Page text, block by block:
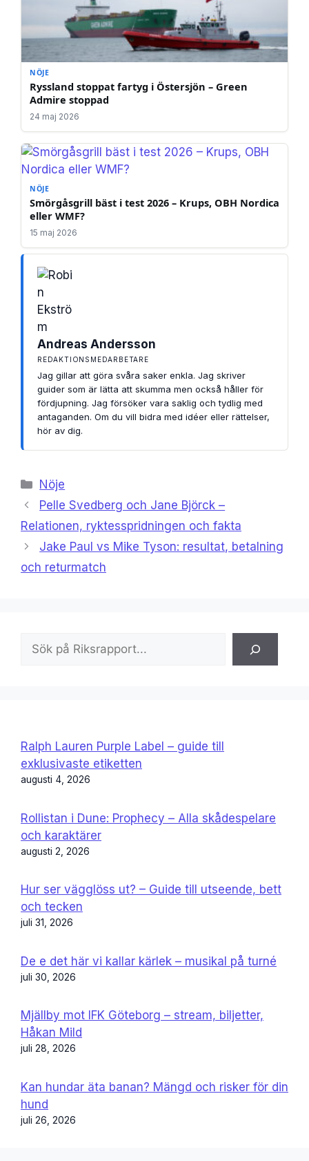
NÖJE
Ryssland stoppat fartyg i Östersjön – Green
Admire stoppad
24 maj 2026
NÖJE
Smörgåsgrill bäst i test 2026 – Krups, OBH Nordica
eller WMF?
15 maj 2026
Andreas Andersson
REDAKTIONSMEDARBETARE
Jag gillar att göra svåra saker enkla. Jag skriver
guider som är lätta att skumma men också håller för
fördjupning. Jag försöker vara saklig och tydlig med
antaganden. Om du vill bidra med idéer eller rättelser,
hör av dig.
Kategorier
Nöje
Pelle Svedberg och Jane Björck –
Relationen, ryktesspridningen och fakta
Jake Paul vs Mike Tyson: resultat, betalning
och returmatch
Sök
Ralph Lauren Purple Label – guide till
exklusivaste etiketten
augusti 4, 2026
Rollistan i Dune: Prophecy – Alla skådespelare
och karaktärer
augusti 2, 2026
Hur ser vägglöss ut? – Guide till utseende, bett
och tecken
juli 31, 2026
De e det här vi kallar kärlek – musikal på turné
juli 30, 2026
Mjällby mot IFK Göteborg – stream, biljetter,
Håkan Mild
juli 28, 2026
Kan hundar äta banan? Mängd och risker för din
hund
juli 26, 2026